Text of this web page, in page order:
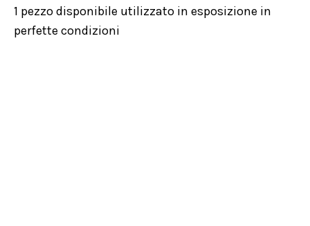
1 pezzo disponibile utilizzato in esposizione in
perfette condizioni